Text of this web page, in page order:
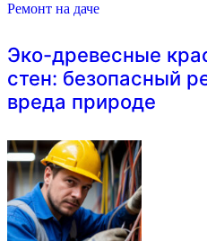
Ремонт на даче
Эко-древесные
стен: безопасный
вреда природе